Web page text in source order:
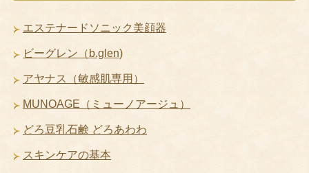
エステナードソニック美顔器
ビーグレン（b.glen)
アヤナス（敏感肌専用）
MUNOAGE（ミューノアージュ）
どろ豆乳石鹸 どろあわわ
スキンケアの基本